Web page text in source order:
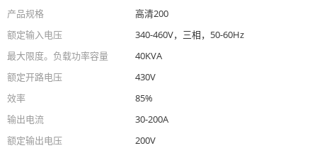
产品规格
高清200
额定输入电压
340-460V，三相，50-60Hz
最大限度。负载功率容量
40KVA
额定开路电压
430V
效率
85%
输出电流
30-200A
额定输出电压
200V